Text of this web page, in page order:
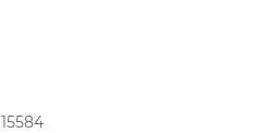
15584